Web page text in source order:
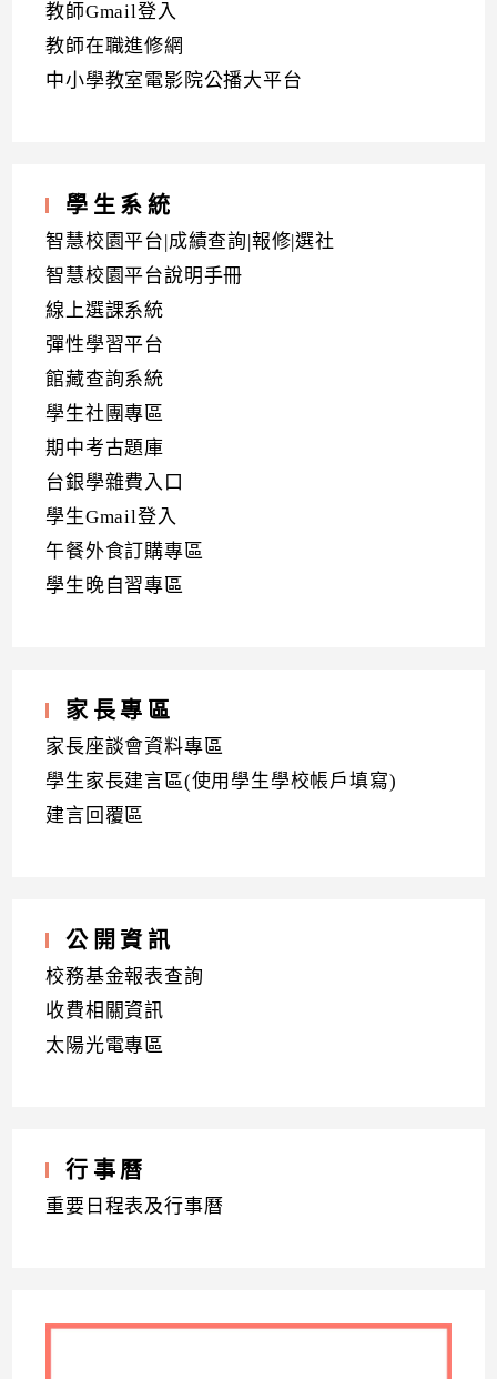
教師Gmail登入
教師在職進修網
中小學教室電影院公播大平台
學生系統
智慧校園平台|成績查詢|報修|選社
智慧校園平台說明手冊
線上選課系統
彈性學習平台
館藏查詢系統
學生社團專區
期中考古題庫
台銀學雜費入口
學生Gmail登入
午餐外食訂購專區
學生晚自習專區
家長專區
家長座談會資料專區
學生家長建言區(使用學生學校帳戶填寫)
建言回覆區
公開資訊
校務基金報表查詢
收費相關資訊
太陽光電專區
行事曆
重要日程表及行事曆